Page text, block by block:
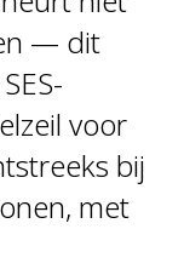
— dit
voor
bij
met